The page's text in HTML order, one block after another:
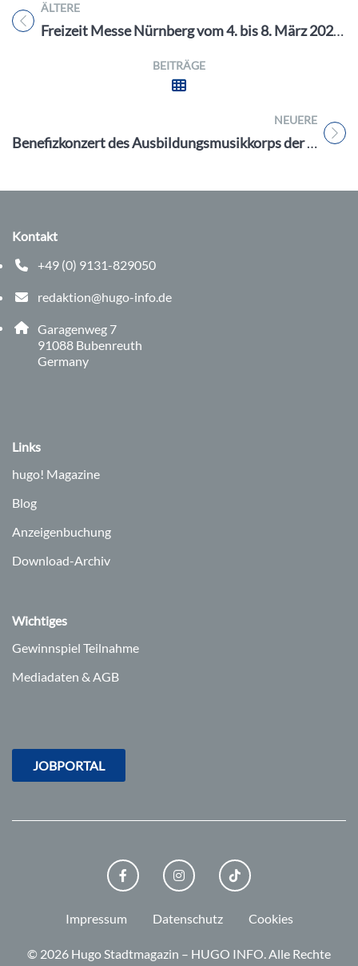
ÄLTERE
Titel für Beitrag
Freizeit Messe Nürnberg vom 4. bis 8. März 2026: Inspiration für Freizeit, Reisen und Outdoor
BEITRÄGE
NEUERE
Titel für Beitrag
Benefizkonzert des Ausbildungsmusikkorps der Bundeswehr am 15. März 2026 in Erlangen
Kontakt
+49 (0) 9131-829050
Telefonnummer: 0 9 1 3 1 8 2 9 0 5 0
redaktion@hugo-info.de
E-Mail Adresse: redaktion@hugo-info.de
Adresse:
Garagenweg 7
91088 , 9 1 0 8 8
Bubenreuth
Germany
Links
hugo! Magazine
Blog
Anzeigenbuchung
Download-Archiv
Wichtiges
Gewinnspiel Teilnahme
Mediadaten & AGB
JOBPORTAL
FACEBOOKINSTAGRAMTIKTOK
Impressum Datenschutz Cookies
© 2026 Hugo Stadtmagazin – HUGO INFO.Alle Rechte